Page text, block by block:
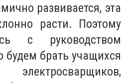
развивается, эта
расти. Поэтому
с руководством
будем брать учащихся